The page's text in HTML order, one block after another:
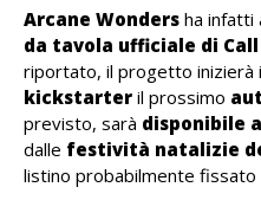
Arcane Wonders ha infatti
da tavola ufficiale di
riportato, il progetto inizierà
kickstarter il prossimo
previsto, sarà disponibile
dalle festività natalizie
listino probabilmente fissato